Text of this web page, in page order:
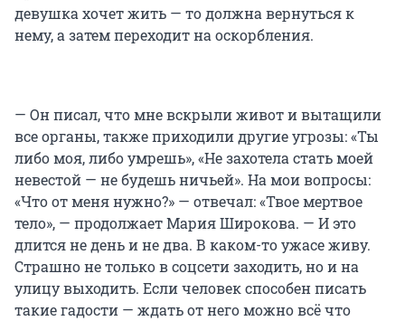
девушка хочет жить — то должна вернуться к
нему, а затем переходит на оскорбления.
— Он писал, что мне вскрыли живот и вытащили
все органы, также приходили другие угрозы: «Ты
либо моя, либо умрешь», «Не захотела стать моей
невестой — не будешь ничьей». На мои вопросы:
«Что от меня нужно?» — отвечал: «Твое мертвое
тело», — продолжает Мария Широкова. — И это
длится не день и не два. В каком-то ужасе живу.
Страшно не только в соцсети заходить, но и на
улицу выходить. Если человек способен писать
такие гадости — ждать от него можно всё что